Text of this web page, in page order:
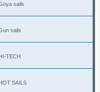
sails
sails
TECH
SAILS